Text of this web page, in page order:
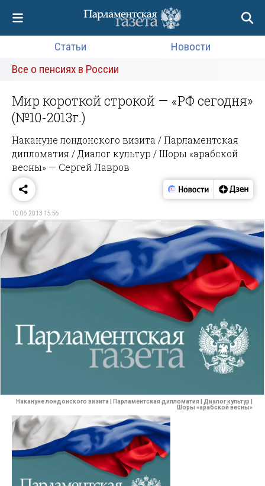
Статьи
Новости
Все о пенсиях в России
Мир короткой строкой — «РФ сегодня»
(№10-2013г.)
Накануне лондонского визита / Парламентская
дипломатия / Диалог культур / Шоры «арабской
весны» — Сергей Лавров
10.06.2013 15:56
Накануне лондонского визита | Парламентская дипломатия | Диалог культур |
Шоры «арабской весны»